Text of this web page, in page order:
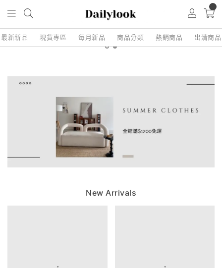
最新新品 現貨專區 每月新品 商品分類 熱銷商品 出清商品
New Arrivals